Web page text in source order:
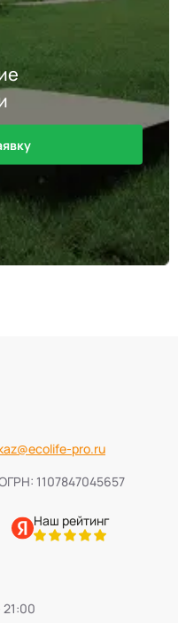
pro.ru
1107847045657
Наш рейтинг